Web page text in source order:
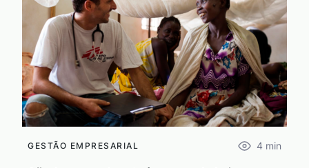
GESTÃO EMPRESARIAL 4 min